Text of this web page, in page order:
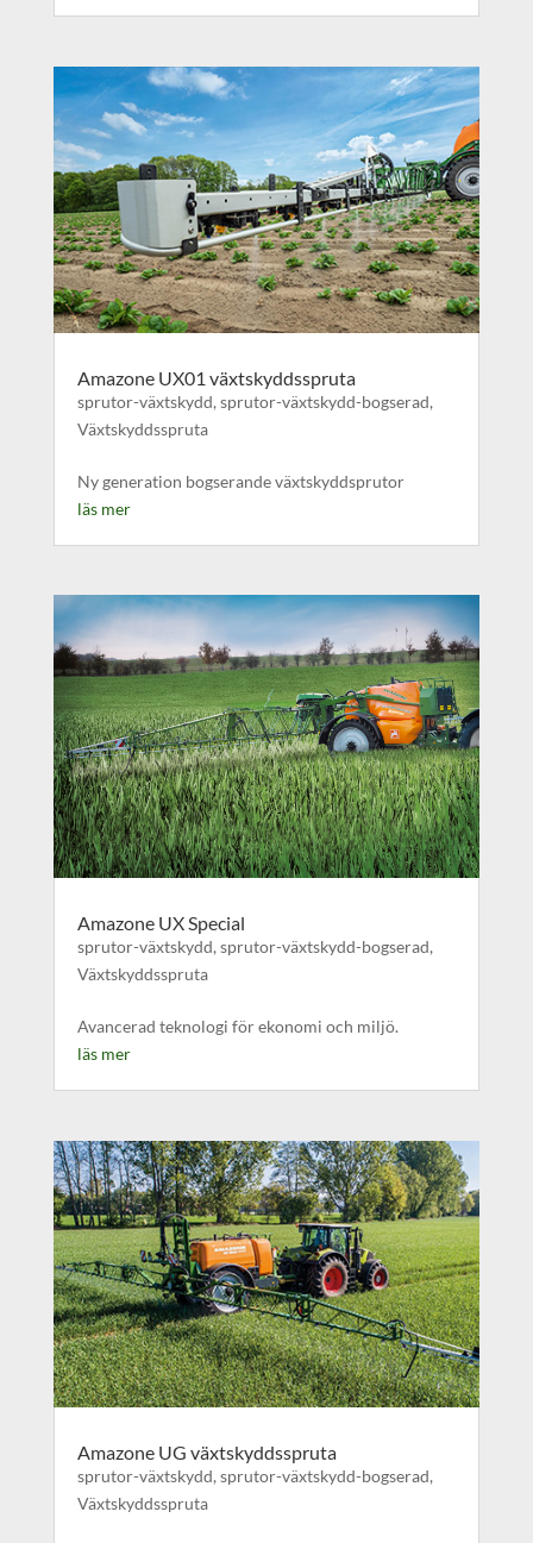
Amazone UX01 växtskyddsspruta
sprutor-växtskydd, sprutor-växtskydd-bogserad,
Växtskyddsspruta
Ny generation bogserande växtskyddsprutor
läs mer
Amazone UX Special
sprutor-växtskydd, sprutor-växtskydd-bogserad,
Växtskyddsspruta
Avancerad teknologi för ekonomi och miljö.
läs mer
Amazone UG växtskyddsspruta
sprutor-växtskydd, sprutor-växtskydd-bogserad,
Växtskyddsspruta